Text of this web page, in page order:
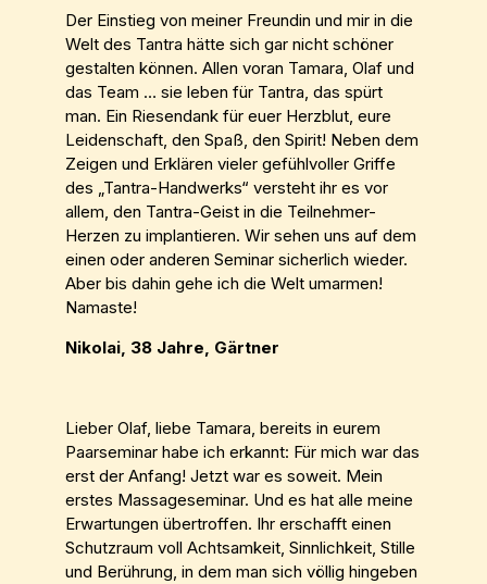
Der Einstieg von meiner Freundin und mir in die
Welt des Tantra hätte sich gar nicht schöner
gestalten können. Allen voran Tamara, Olaf und
das Team … sie leben für Tantra, das spürt
man. Ein Riesendank für euer Herzblut, eure
Leidenschaft, den Spaß, den Spirit! Neben dem
Zeigen und Erklären vieler gefühlvoller Griffe
des „Tantra-Handwerks“ versteht ihr es vor
allem, den Tantra-Geist in die Teilnehmer-
Herzen zu implantieren. Wir sehen uns auf dem
einen oder anderen Seminar sicherlich wieder.
Aber bis dahin gehe ich die Welt umarmen!
Namaste!
Nikolai, 38 Jahre, Gärtner
Lieber Olaf, liebe Tamara, bereits in eurem
Paarseminar habe ich erkannt: Für mich war das
erst der Anfang! Jetzt war es soweit. Mein
erstes Massageseminar. Und es hat alle meine
Erwartungen übertroffen. Ihr erschafft einen
Schutzraum voll Achtsamkeit, Sinnlichkeit, Stille
und Berührung, in dem man sich völlig hingeben